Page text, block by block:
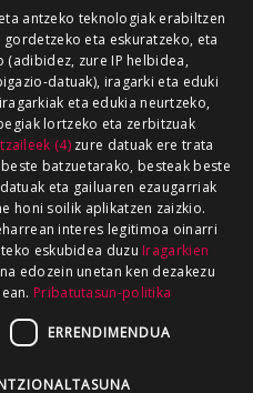
antzeko teknologiak erabiltzen
eta eskuratzeko, eta
zure IP helbidea,
datuak), iragarki eta eduki
eta edukia neurtzeko,
lortzeko eta zerbitzuak
(4)zure datuak ere trata
batzuetarako, besteak beste
eta gailuaren ezaugarriak
honi soilik aplikatzen zaizkio.
interes legitimoa oinarri
eskubidea duzu Iragarkien
edozein unetan ken dezakezu
Pribatutasun-politika
ERRENDIMENDUA